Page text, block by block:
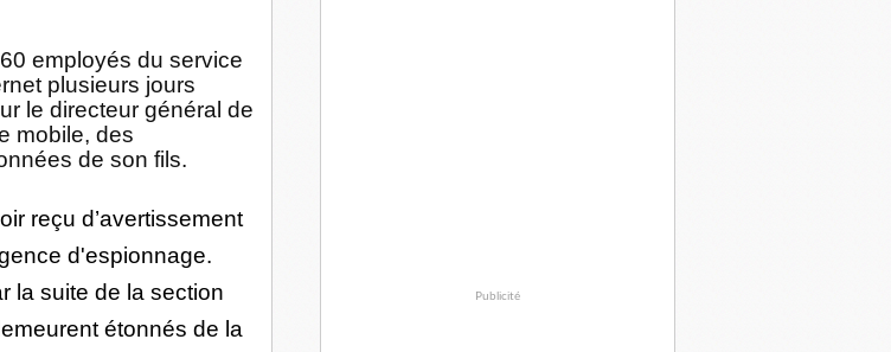
employés du service
plusieurs jours
le directeur général de
mobile, des
de son fils.
reçu d’avertissement
d'espionnage.
la suite de la section
étonnés de la
Publicité